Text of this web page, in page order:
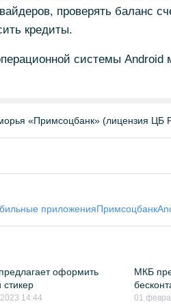
проверять баланс
кредиты.
системы Android
«Примсоцбанк» (лицензия
приложенияПримсоцбанк
оформить
14:44
МКБ
01